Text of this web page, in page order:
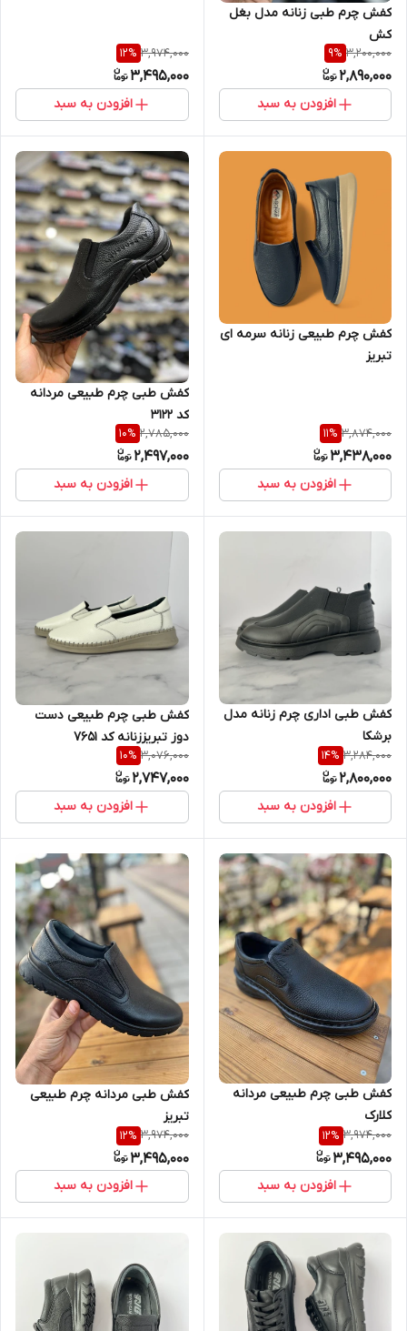
کفش چرم طبی زنانه مدل بغل
کش
3,200,000
9%
2,890,000
افزودن به سبد
3,974,000
12%
3,495,000
افزودن به سبد
کفش چرم طبیعی زنانه سرمه ای
تبریز
3,874,000
11%
3,438,000
افزودن به سبد
کفش طبی چرم طبیعی مردانه
کد 3122
2,785,000
10%
2,497,000
افزودن به سبد
کفش طبی اداری چرم زنانه مدل
برشکا
3,284,000
14%
2,800,000
افزودن به سبد
کفش طبی چرم طبیعی دست
دوز تبریززنانه کد ۷۶۵۱
3,076,000
10%
2,747,000
افزودن به سبد
کفش طبی چرم طبیعی مردانه
کلارک
3,974,000
12%
3,495,000
افزودن به سبد
کفش طبی مردانه چرم طبیعی
تبریز
3,974,000
12%
3,495,000
افزودن به سبد